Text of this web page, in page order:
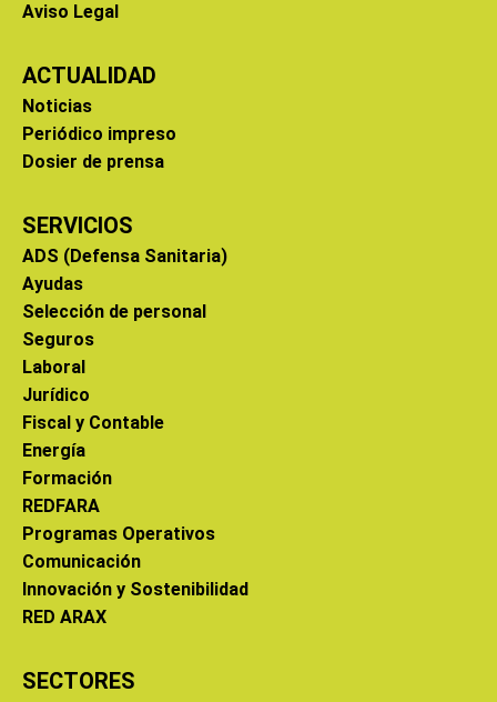
Aviso Legal
ACTUALIDAD
Noticias
Periódico impreso
Dosier de prensa
SERVICIOS
ADS (Defensa Sanitaria)
Ayudas
Selección de personal
Seguros
Laboral
Jurídico
Fiscal y Contable
Energía
Formación
REDFARA
Programas Operativos
Comunicación
Innovación y Sostenibilidad
RED ARAX
SECTORES